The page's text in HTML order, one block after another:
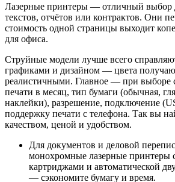
Лазерные принтеры — отличный выбор
текстов, отчётов или контрактов. Они
стоимость одной страницы выходит
для офиса.
Струйные модели лучше всего
графиками и дизайном — цвета
реалистичными. Главное — при выборе
печати в месяц, тип бумаги (обычная,
наклейки), разрешение, подключение
поддержку печати с телефона. Так вы
качеством, ценой и удобством.
Для документов и деловой
монохромные лазерные принтеры
картриджами и автоматической
— сэкономите бумагу и время.